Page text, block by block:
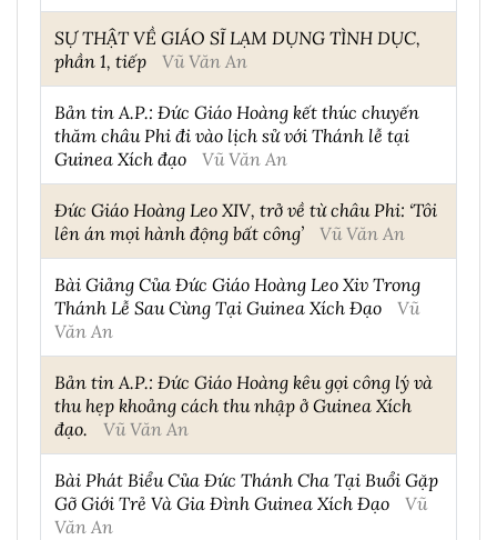
SỰ THẬT VỀ GIÁO SĨ LẠM DỤNG TÌNH DỤC,
phần 1, tiếp
Vũ Văn An
Bản tin A.P.: Đức Giáo Hoàng kết thúc chuyến
thăm châu Phi đi vào lịch sử với Thánh lễ tại
Guinea Xích đạo
Vũ Văn An
Đức Giáo Hoàng Leo XIV, trở về từ châu Phi: ‘Tôi
lên án mọi hành động bất công’
Vũ Văn An
Bài Giảng Của Đức Giáo Hoàng Leo Xiv Trong
Thánh Lễ Sau Cùng Tại Guinea Xích Đạo
Vũ
Văn An
Bản tin A.P.: Đức Giáo Hoàng kêu gọi công lý và
thu hẹp khoảng cách thu nhập ở Guinea Xích
đạo.
Vũ Văn An
Bài Phát Biểu Của Đức Thánh Cha Tại Buổi Gặp
Gỡ Giới Trẻ Và Gia Đình Guinea Xích Đạo
Vũ
Văn An